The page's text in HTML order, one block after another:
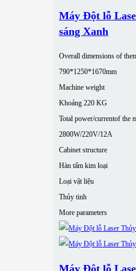
Máy Đột lỗ
sáng Xanh
Overall dimensions of
790*1250*1670mm
Machine weight
Khoảng 220 KG
Total power/currentof the
2800W/220V/12A
Cabinet structure
Hàn tấm kim loại
Loại vật liệu
Thủy tinh
More parameters